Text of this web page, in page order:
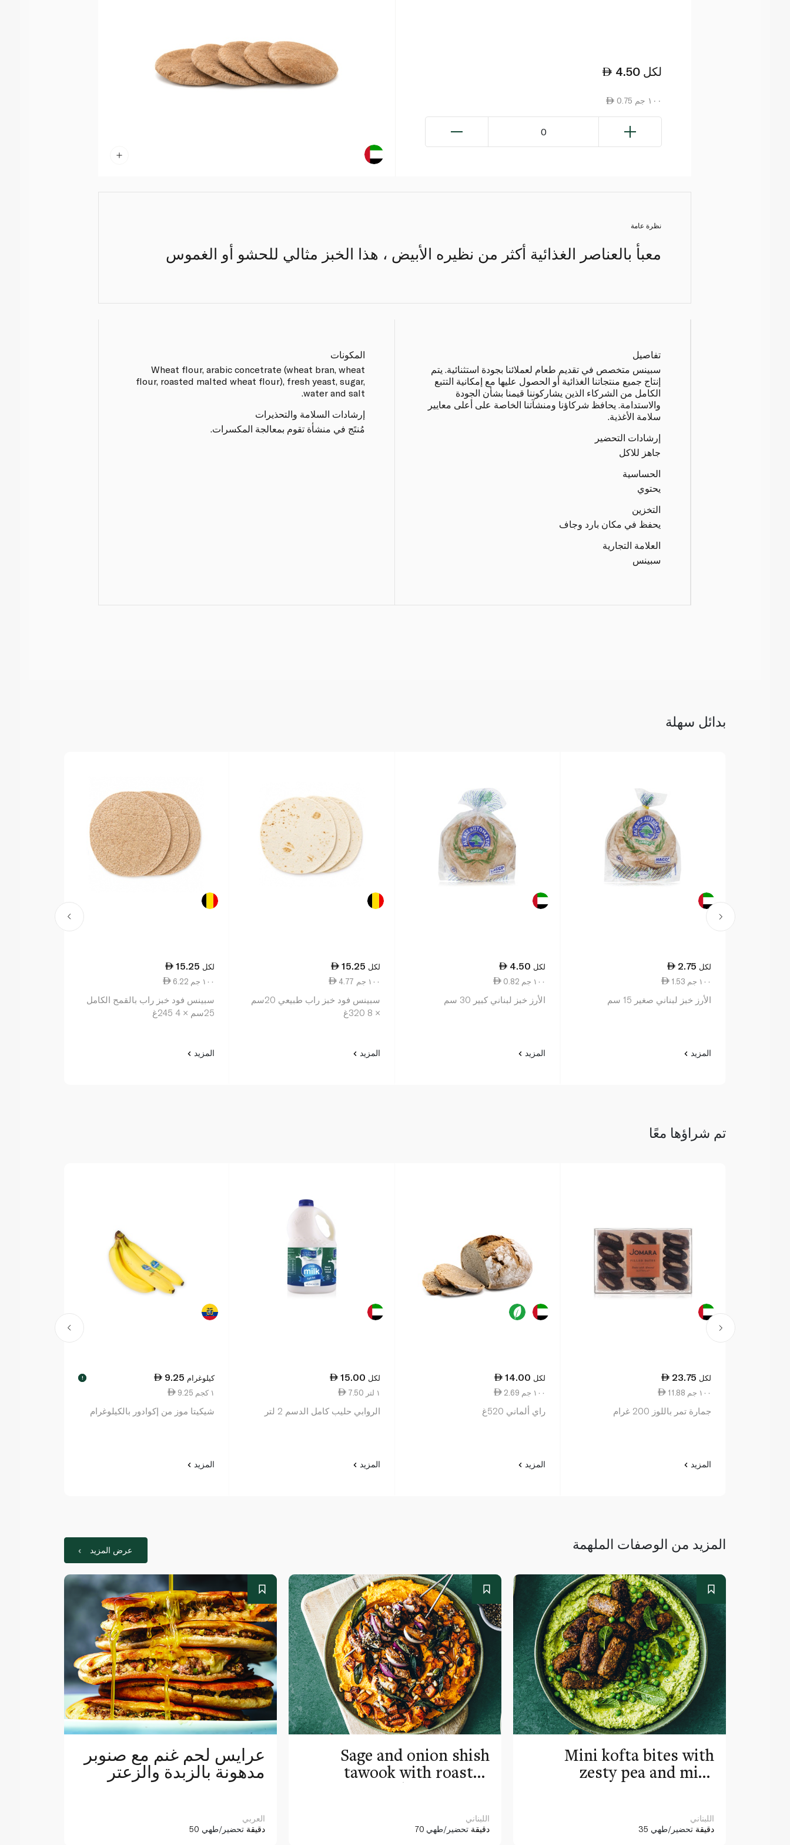
4.50 لكل
0.75 ١٠٠ جم
0
نظرة عامة
معبأ بالعناصر الغذائية أكثر من نظيره الأبيض ، هذا الخبز مثالي للحشو أو الغموس
تفاصيل
سبينس متخصص في تقديم طعام لعملائنا بجودة استثنائية. يتم
إنتاج جميع منتجاتنا الغذائية أو الحصول عليها مع إمكانية التتبع
الكامل من الشركاء الذين يشاركوننا قيمنا بشأن الجودة
والاستدامة. يحافظ شركاؤنا ومنشآتنا الخاصة على أعلى معايير
سلامة الأغذية.
إرشادات التحضير
جاهز للاكل
الحساسية
يحتوي
التخزين
يحفظ في مكان بارد وجاف
العلامة التجارية
سبينس
المكونات
Wheat flour, arabic concetrate (wheat bran, wheat
flour, roasted malted wheat flour), fresh yeast, sugar,
water and salt.
إرشادات السلامة والتحذيرات
مُنتَج في منشأة تقوم بمعالجة المكسرات.
بدائل سهلة
2.75 لكل
1.53 ١٠٠ جم
الأرز خبز لبناني صغير 15 سم
المزيد
4.50 لكل
0.82 ١٠٠ جم
الأرز خبز لبناني كبير 30 سم
المزيد
15.25 لكل
4.77 ١٠٠ جم
سبينس فود خبز راب طبيعي 20سم
× 8 320غ
المزيد
15.25 لكل
6.22 ١٠٠ جم
سبينس فود خبز راب بالقمح الكامل
25سم × 4 245غ
المزيد
تم شراؤها معًا
23.75 لكل
11.88 ١٠٠ جم
جمارة تمر باللوز 200 غرام
المزيد
14.00 لكل
2.69 ١٠٠ جم
راي ألماني 520غ
المزيد
15.00 لكل
7.50 ١ لتر
الروابي حليب كامل الدسم 2 لتر
المزيد
9.25 كيلوغرام !
9.25 ١ كجم
شيكيتا موز من إكوادور بالكيلوغرام
المزيد
المزيد من الوصفات الملهمة عرض المزيد
عرايس لحم غنم مع صنوبر
مدهونة بالزبدة والزعتر
العربي
50 دقيقة تحضير/طهي
Sage and onion shish
tawook with roasted
pumpkin hummus
اللبناني
70 دقيقة تحضير/طهي
Mini kofta bites with
zesty pea and mint
اللبناني
35 دقيقة تحضير/طهي